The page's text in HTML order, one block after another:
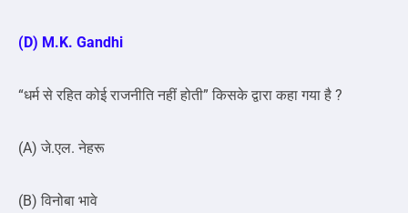
(D) M.K. Gandhi
“धर्म से रहित कोई राजनीति नहीं होती” किसके द्वारा कहा गया है ?
(A) जे.एल. नेहरू
(B) विनोबा भावे